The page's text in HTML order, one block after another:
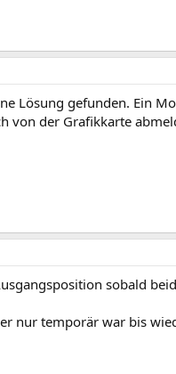
Lösung gefunden. Ein
von der Grafikkarte
sobald
nur temporär war bis